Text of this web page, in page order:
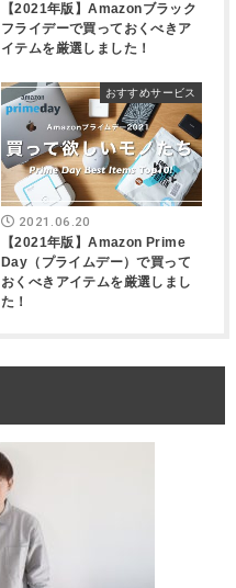
【2021年版】Amazonブラック
フライデーで買っておくべきア
イテムを厳選しました！
おすすめサービス
2021.06.20
【2021年版】Amazon Prime
Day（プライムデー）で買って
おくべきアイテムを厳選しまし
た！